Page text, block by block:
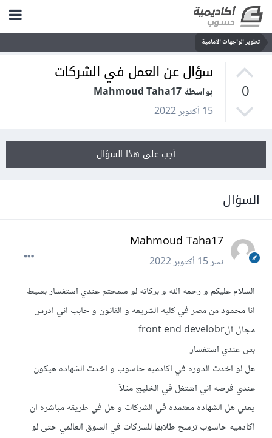
تطوير الواجهات الأمامية
0
سؤال عن العمل في الشركات
بواسطة Mahmoud Taha17
15 أكتوبر 2022
أجب على هذا السؤال
السؤال
Mahmoud Taha17
نشر15 أكتوبر 2022
السلام عليكم و رحمه الله و بركاته لو سمحتم عندي استفسار بسيط
انا محمود من مصر في كليه الشريعه و القانون و حابب اني ادرس
مجال الfront end develobr
بس عندي استفسار
هل لو اخدت الدوره في اكادميه حاسوب و اخدت الشهاده هيكون
عندي فرصه اني اشتغل في الخليج مثلآ
يعني هل الشهاده معتمده في الشركات و هل في طريقه مباشره ان
اكادميه حاسوب ترشح طلابها للشركات في السوق العالمي حتى لو